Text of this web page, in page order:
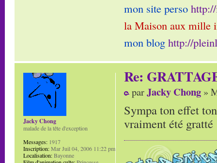
mon site perso
la Maison aux mille
mon blog http://
Re:
parJacky Chong »
Sympa ton effet
vraiment été gratté
Jacky Chong
malade de la tête d'exception
Messages: 1917
Inscription:Mar Juil 04, 2006 11:22 pm
Localisation:Bayonne